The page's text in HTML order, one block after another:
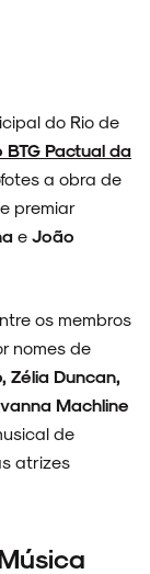
do Rio de
BTG Pactual da
a obra de
premiar
e João
os membros
nomes de
Zélia Duncan,
Machline
de
atrizes